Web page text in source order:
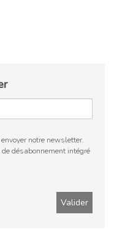
notre newsletter.
désabonnement intégré